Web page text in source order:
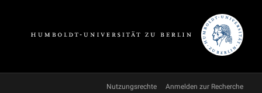
Nutzungsrechte Anmelden zur Recherche